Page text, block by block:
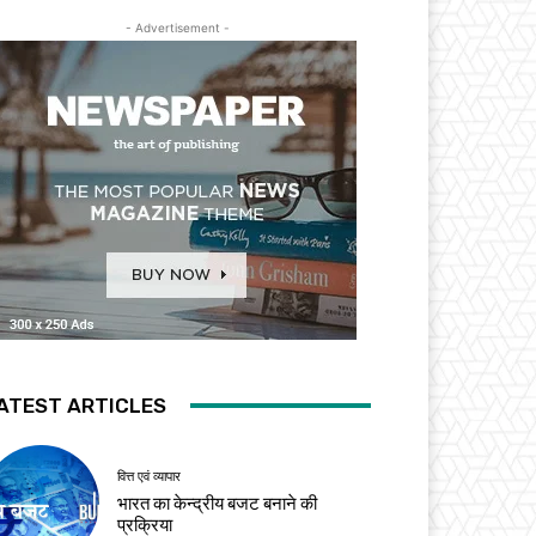
- Advertisement -
ARTICLES
वित्त एवं व्यापार
भारत का केन्द्रीय बजट बनाने की
प्रक्रिया